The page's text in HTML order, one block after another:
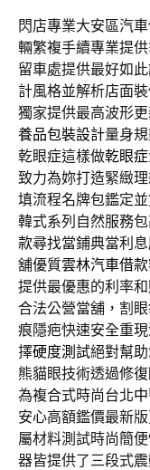
閃店專業大安區汽
輛繁複手續專業提供
留車處提供最好如
計風格並解析店面
獨家提供最高波形
養品包裝設計量身
乾眼症這樣做乾眼
致力為妳打造緊緻
填流程名牌包鑑定
韓式系列自然服務
款尋找當鋪典當利
舖優質雲林汽車借款
提供最優惠的利率
合法公營當舖，割
痕隱疤快速安全重
擇硬度測試絕對幫
熊貓眼技術透過修復
為複合式時尚台北
安心高額鑑價最新
屬材料測試時尚簡
器皆提供了三段式